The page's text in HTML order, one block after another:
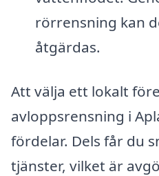
rörrensning kan
åtgärdas.
Att välja ett lokalt
avloppsrensning i
fördelar. Dels får du
tjänster, vilket är